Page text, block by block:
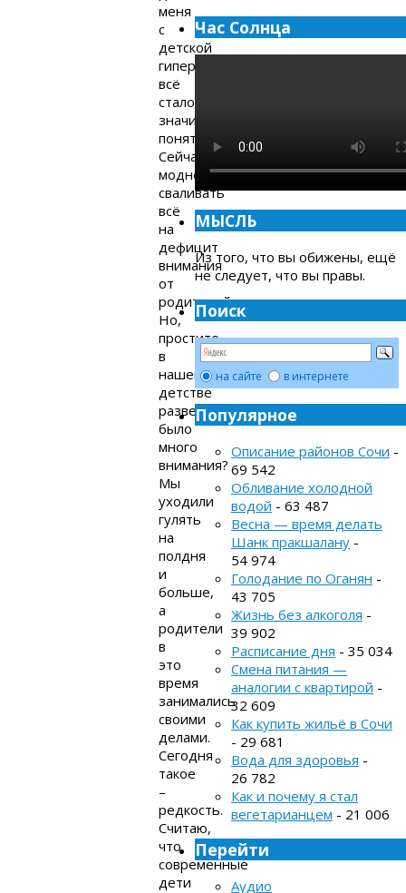
меня
с
детской
гиперактивностью
всё
стало
значительно
понятнее.
Сейчас
модно
сваливать
всё
на
дефицит
внимания
от
родителей.
Но,
простите,
в
нашем
детстве
разве
было
много
внимания?
Мы
уходили
гулять
на
полдня
и
больше,
а
родители
в
это
время
занимались
своими
делами.
Сегодня
такое
–
редкость.
Считаю,
что
современные
дети
Час Солнца
МЫСЛЬ
Из того, что вы обижены, ещё
не следует, что вы правы.
Поиск
на сайте в интернете
Популярное
Описание районов Сочи -
69 542
Обливание холодной
водой - 63 487
Весна — время делать
Шанк пракшалану -
54 974
Голодание по Оганян -
43 705
Жизнь без алкоголя -
39 902
Расписание дня - 35 034
Смена питания —
аналогии с квартирой -
32 609
Как купить жильё в Сочи
- 29 681
Вода для здоровья -
26 782
Как и почему я стал
вегетарианцем - 21 006
Перейти
Аудио